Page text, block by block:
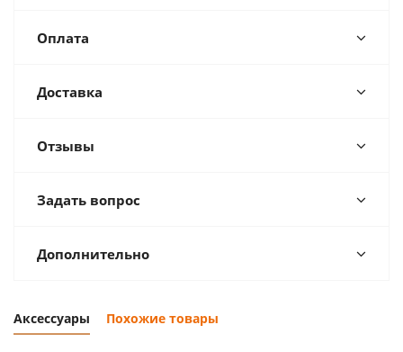
Оплата
Доставка
Отзывы
Задать вопрос
Дополнительно
Аксессуары Похожие товары